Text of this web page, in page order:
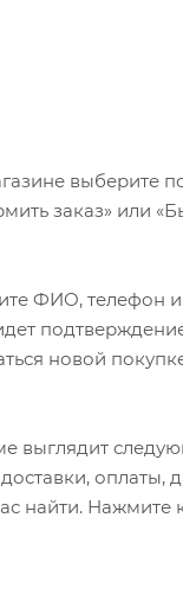
выберите
заказ» или
ФИО, телефон
новой
выглядит
найти. Нажмите